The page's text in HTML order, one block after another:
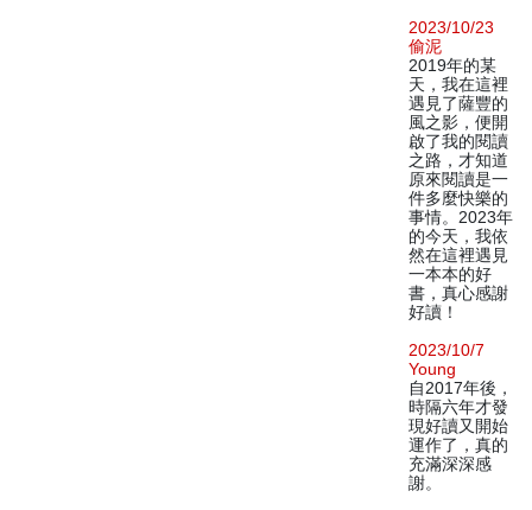
2023/10/23
偷泥
2019年的某
天，我在這裡
遇見了薩豐的
風之影，便開
啟了我的閱讀
之路，才知道
原來閱讀是一
件多麼快樂的
事情。2023年
的今天，我依
然在這裡遇見
一本本的好
書，真心感謝
好讀！
2023/10/7
Young
自2017年後，
時隔六年才發
現好讀又開始
運作了，真的
充滿深深感
謝。